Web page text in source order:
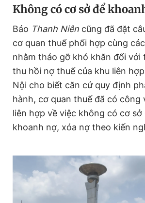
e
n
t
T
m
e
t
i
o
n
Không có cơ sở để
Báo Thanh Niên cũng đã đặt
cơ quan thuế phối hợp cùng
nhằm tháo gỡ khó khăn đối với
thu hồi nợ thuế của khu liên
Nội cho biết căn cứ quy định
hành, cơ quan thuế đã có công
liên hợp về việc không có cơ sở
khoanh nợ, xóa nợ theo kiến